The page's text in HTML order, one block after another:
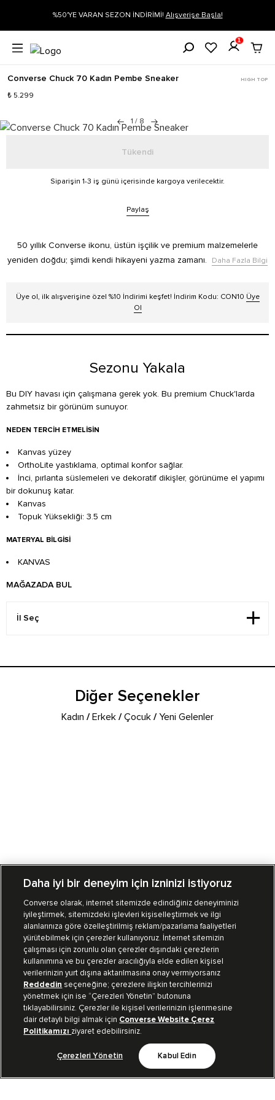
Alışverişe Başla! Siparişin 1-3 iş günü içerisinde kargoya
1
Converse Chuck 70 Kadın Pembe Sneaker HIGH TOP
₺ 5.299
1 / 8
Tükendi
Siparişin 1-3 iş günü içerisinde kargoya verilecektir.
Paylaş
50 yıllık Converse ikonu, üstün işçilik ve premium malzemelerle
yeniden doğdu; şimdi kendi hikayeni yazma zamanı.
Daha Fazla Bilgi
Üye ol, ilk alışverişine özel %10 İndirimi keşfet! İndirim Kodu: CON10 Üye
Ol
Sezonu Yakala
Bu DIY havası için çalışmana gerek yok. Bu premium Chuck'larda
zahmetsiz bir görünüm sunuyor.
NEDEN TERCIH ETMELISIN
Kanvas yüzey
OrthoLite yastıklama, optimal konfor sağlar.
İnci, pırlanta süslemeleri ve dekoratif dikişler, görünüme el yapımı
bir dokunuş katar.
Kanvas
Topuk Yüksekliği: 3.5 cm
MATERYAL BILGISI
KANVAS
MAĞAZADA BUL
Diğer Seçenekler
Kadın /Erkek /Çocuk /Yeni Gelenler
Mağazalarımız Sipariş Takibi
Müşteri İlişkileri
Koleksiyon
Kurumsal
Bizi Takip Et
Daha iyi bir deneyim için izninizi istiyoruz
Converse olarak, internet sitemizde edindiğiniz deneyiminizi
iyileştirmek, sitemizdeki işlevleri kişiselleştirmek ve ilgi
alanlarınıza göre özelleştirilmiş reklam/pazarlama faaliyetleri
yürütebilmek için çerezler kullanıyoruz. İnternet sitemizin
çalışması için zorunlu olan çerezler dışındaki çerezlerin
kullanımına ve bu çerezler aracılığıyla elde edilen kişisel
verilerinizin yurt dışına aktarılmasına onay vermiyorsanız
Reddedin seçeneğine; çerezlere ilişkin tercihlerinizi
yönetmek için ise “Çerezleri Yönetin” butonuna
tıklayabilirsiniz. Çerezler ile kişisel verilerinizin işlenmesine
dair detaylı bilgi almak için Converse Website Çerez
Politikamızı ziyaret edebilirsiniz.
Çerezleri Yönetin Kabul Edin